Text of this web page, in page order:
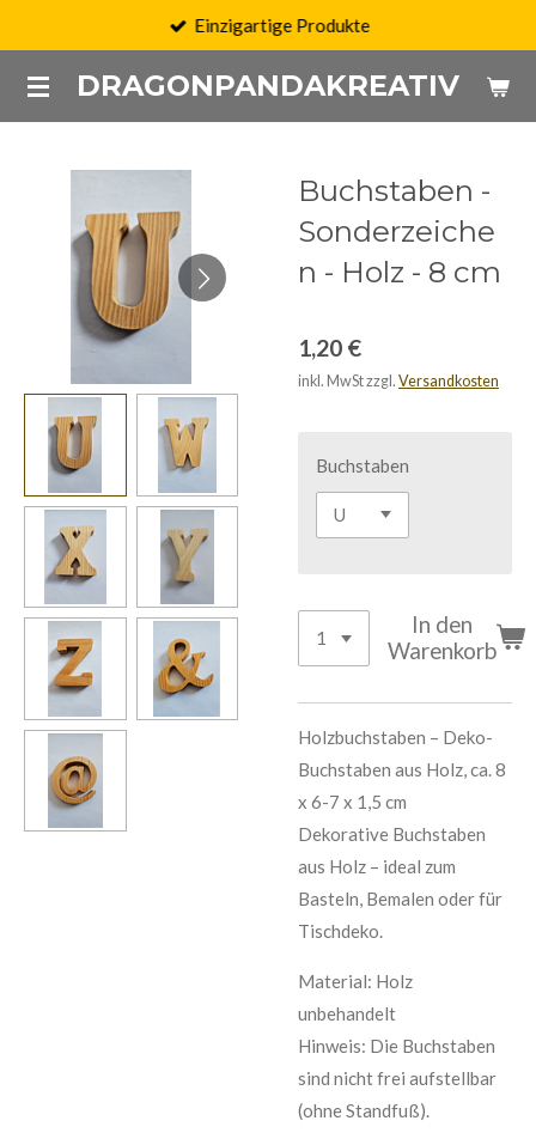
springenDRAGONPANDAKREATIV
Einzigartige Produkte
Buchstaben -
Sonderzeiche
n - Holz - 8 cm
1,20 €
inkl. MwSt zzgl. Versandkosten
Buchstaben
In den
Warenkorb
Holzbuchstaben – Deko-
Buchstaben aus Holz, ca. 8
x 6-7 x 1,5 cm
Dekorative Buchstaben
aus Holz – ideal zum
Basteln, Bemalen oder für
Tischdeko.
Material: Holz
unbehandelt
Hinweis: Die Buchstaben
sind nicht frei aufstellbar
(ohne Standfuß).